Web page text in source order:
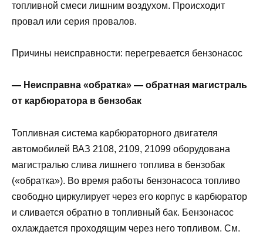
топливной смеси лишним воздухом. Происходит
провал или серия провалов.
Причины неисправности: перегревается бензонасос
— Неисправна «обратка» — обратная магистраль
от карбюратора в бензобак
Топливная система карбюраторного двигателя
автомобилей ВАЗ 2108, 2109, 21099 оборудована
магистралью слива лишнего топлива в бензобак
(«обратка»). Во время работы бензонасоса топливо
свободно циркулирует через его корпус в карбюратор
и сливается обратно в топливный бак. Бензонасос
охлаждается проходящим через него топливом. См.